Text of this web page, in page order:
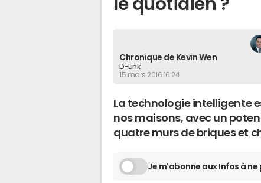
le quotidien ?
Chronique de Kevin Wen
D-Link
15 mars 2016 16:24
La technologie intelligente
nos maisons, avec un
quatre murs de briques et
Je m'abonne aux Infos à